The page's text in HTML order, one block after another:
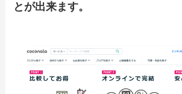
とが出来ます。